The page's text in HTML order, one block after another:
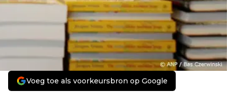
Voeg toe als voorkeursbron op Google